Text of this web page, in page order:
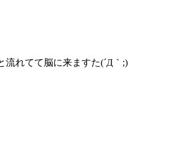
流れてて脳に来ますた(´Д｀;)